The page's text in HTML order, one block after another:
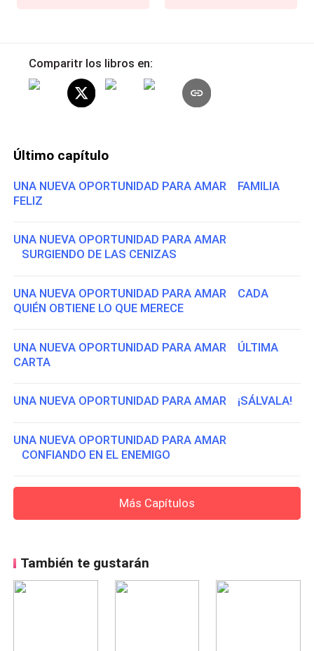
Comparitr los libros en:
Último capítulo
UNA NUEVA OPORTUNIDAD PARA AMAR FAMILIA
FELIZ
UNA NUEVA OPORTUNIDAD PARA AMAR
SURGIENDO DE LAS CENIZAS
UNA NUEVA OPORTUNIDAD PARA AMAR CADA
QUIÉN OBTIENE LO QUE MERECE
UNA NUEVA OPORTUNIDAD PARA AMAR ÚLTIMA
CARTA
UNA NUEVA OPORTUNIDAD PARA AMAR ¡SÁLVALA!
UNA NUEVA OPORTUNIDAD PARA AMAR
CONFIANDO EN EL ENEMIGO
Más Capítulos
También te gustarán